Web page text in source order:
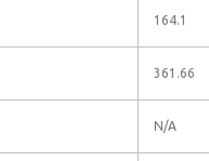
164.1
361.66
N/A